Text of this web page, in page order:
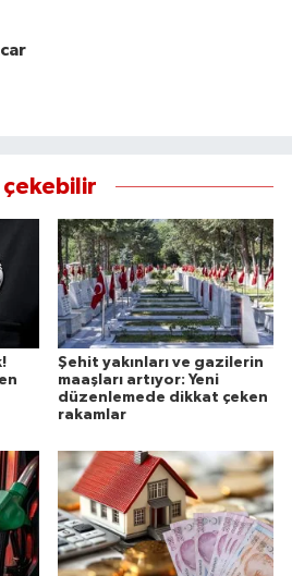
çekebilir
Şehit yakınları ve gazilerin
maaşları artıyor: Yeni
düzenlemede dikkat çeken
rakamlar